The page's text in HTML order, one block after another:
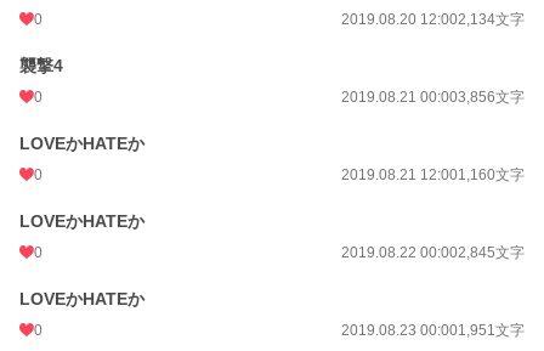
0 2019.08.20 12:002,134文字
襲撃4
0 2019.08.21 00:003,856文字
LOVEかHATEか
0 2019.08.21 12:001,160文字
LOVEかHATEか
0 2019.08.22 00:002,845文字
LOVEかHATEか
0 2019.08.23 00:001,951文字